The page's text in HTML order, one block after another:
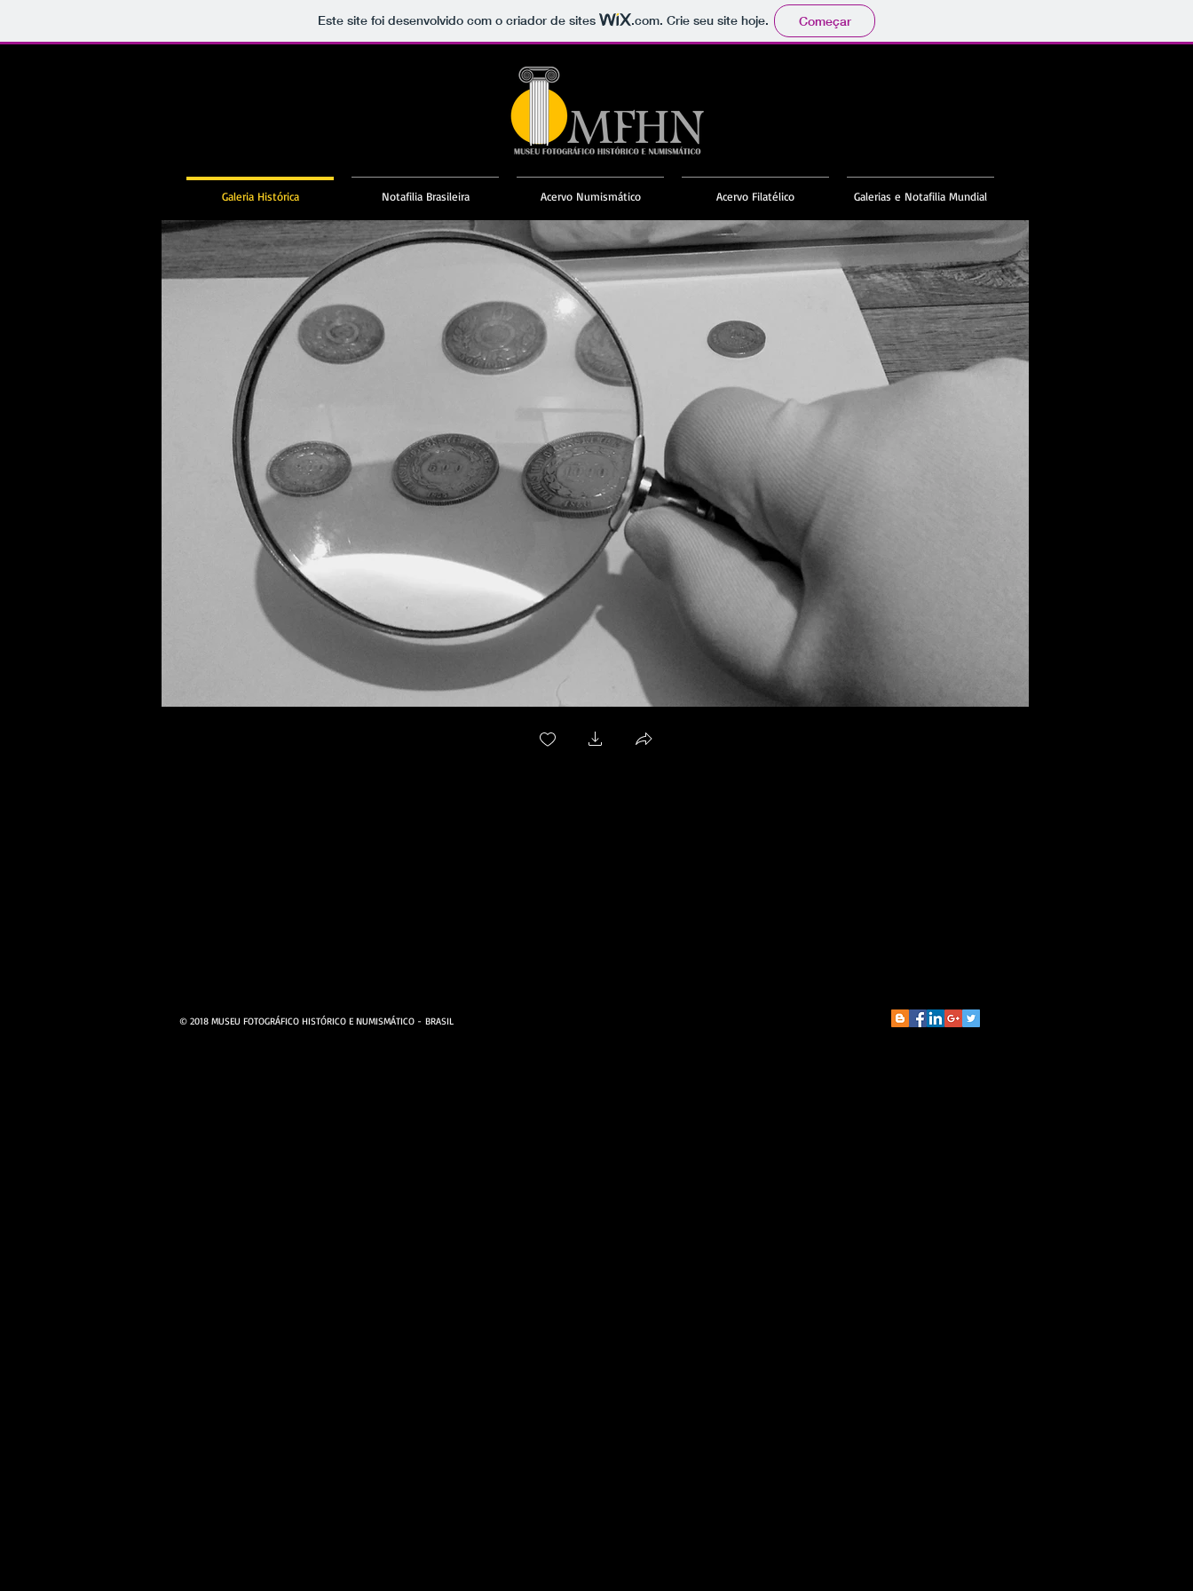
Este site foi desenvolvido com o criador de sites .com. Crie seu site hoje. Começar
Galeria Histórica Notafilia Brasileira Acervo Numismático Acervo Filatélico Galerias e Notafilia Mundial
© 2018 MUSEU FOTOGRÁFICO HISTÓRICO E NUMISMÁTICO - BRASIL